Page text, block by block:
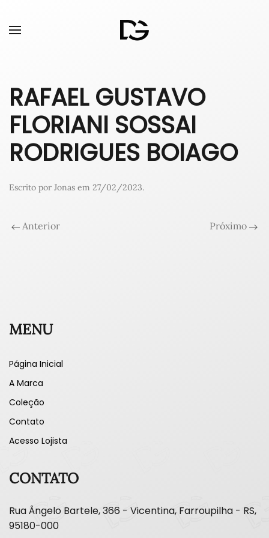
RAFAEL GUSTAVO
FLORIANI SOSSAI
RODRIGUES BOIAGO
Escrito por Jonas em 27/02/2023.
Anterior Próximo
MENU
Página Inicial
A Marca
Coleção
Contato
Acesso Lojista
CONTATO
Rua Ângelo Bartele, 366 - Vicentina, Farroupilha - RS,
95180-000